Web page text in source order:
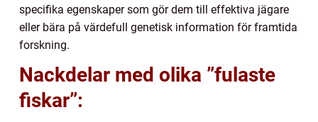
specifika egenskaper som gör dem till effektiva jägare
eller bära på värdefull genetisk information för framtida
forskning.
Nackdelar med olika ”fulaste
fiskar”: